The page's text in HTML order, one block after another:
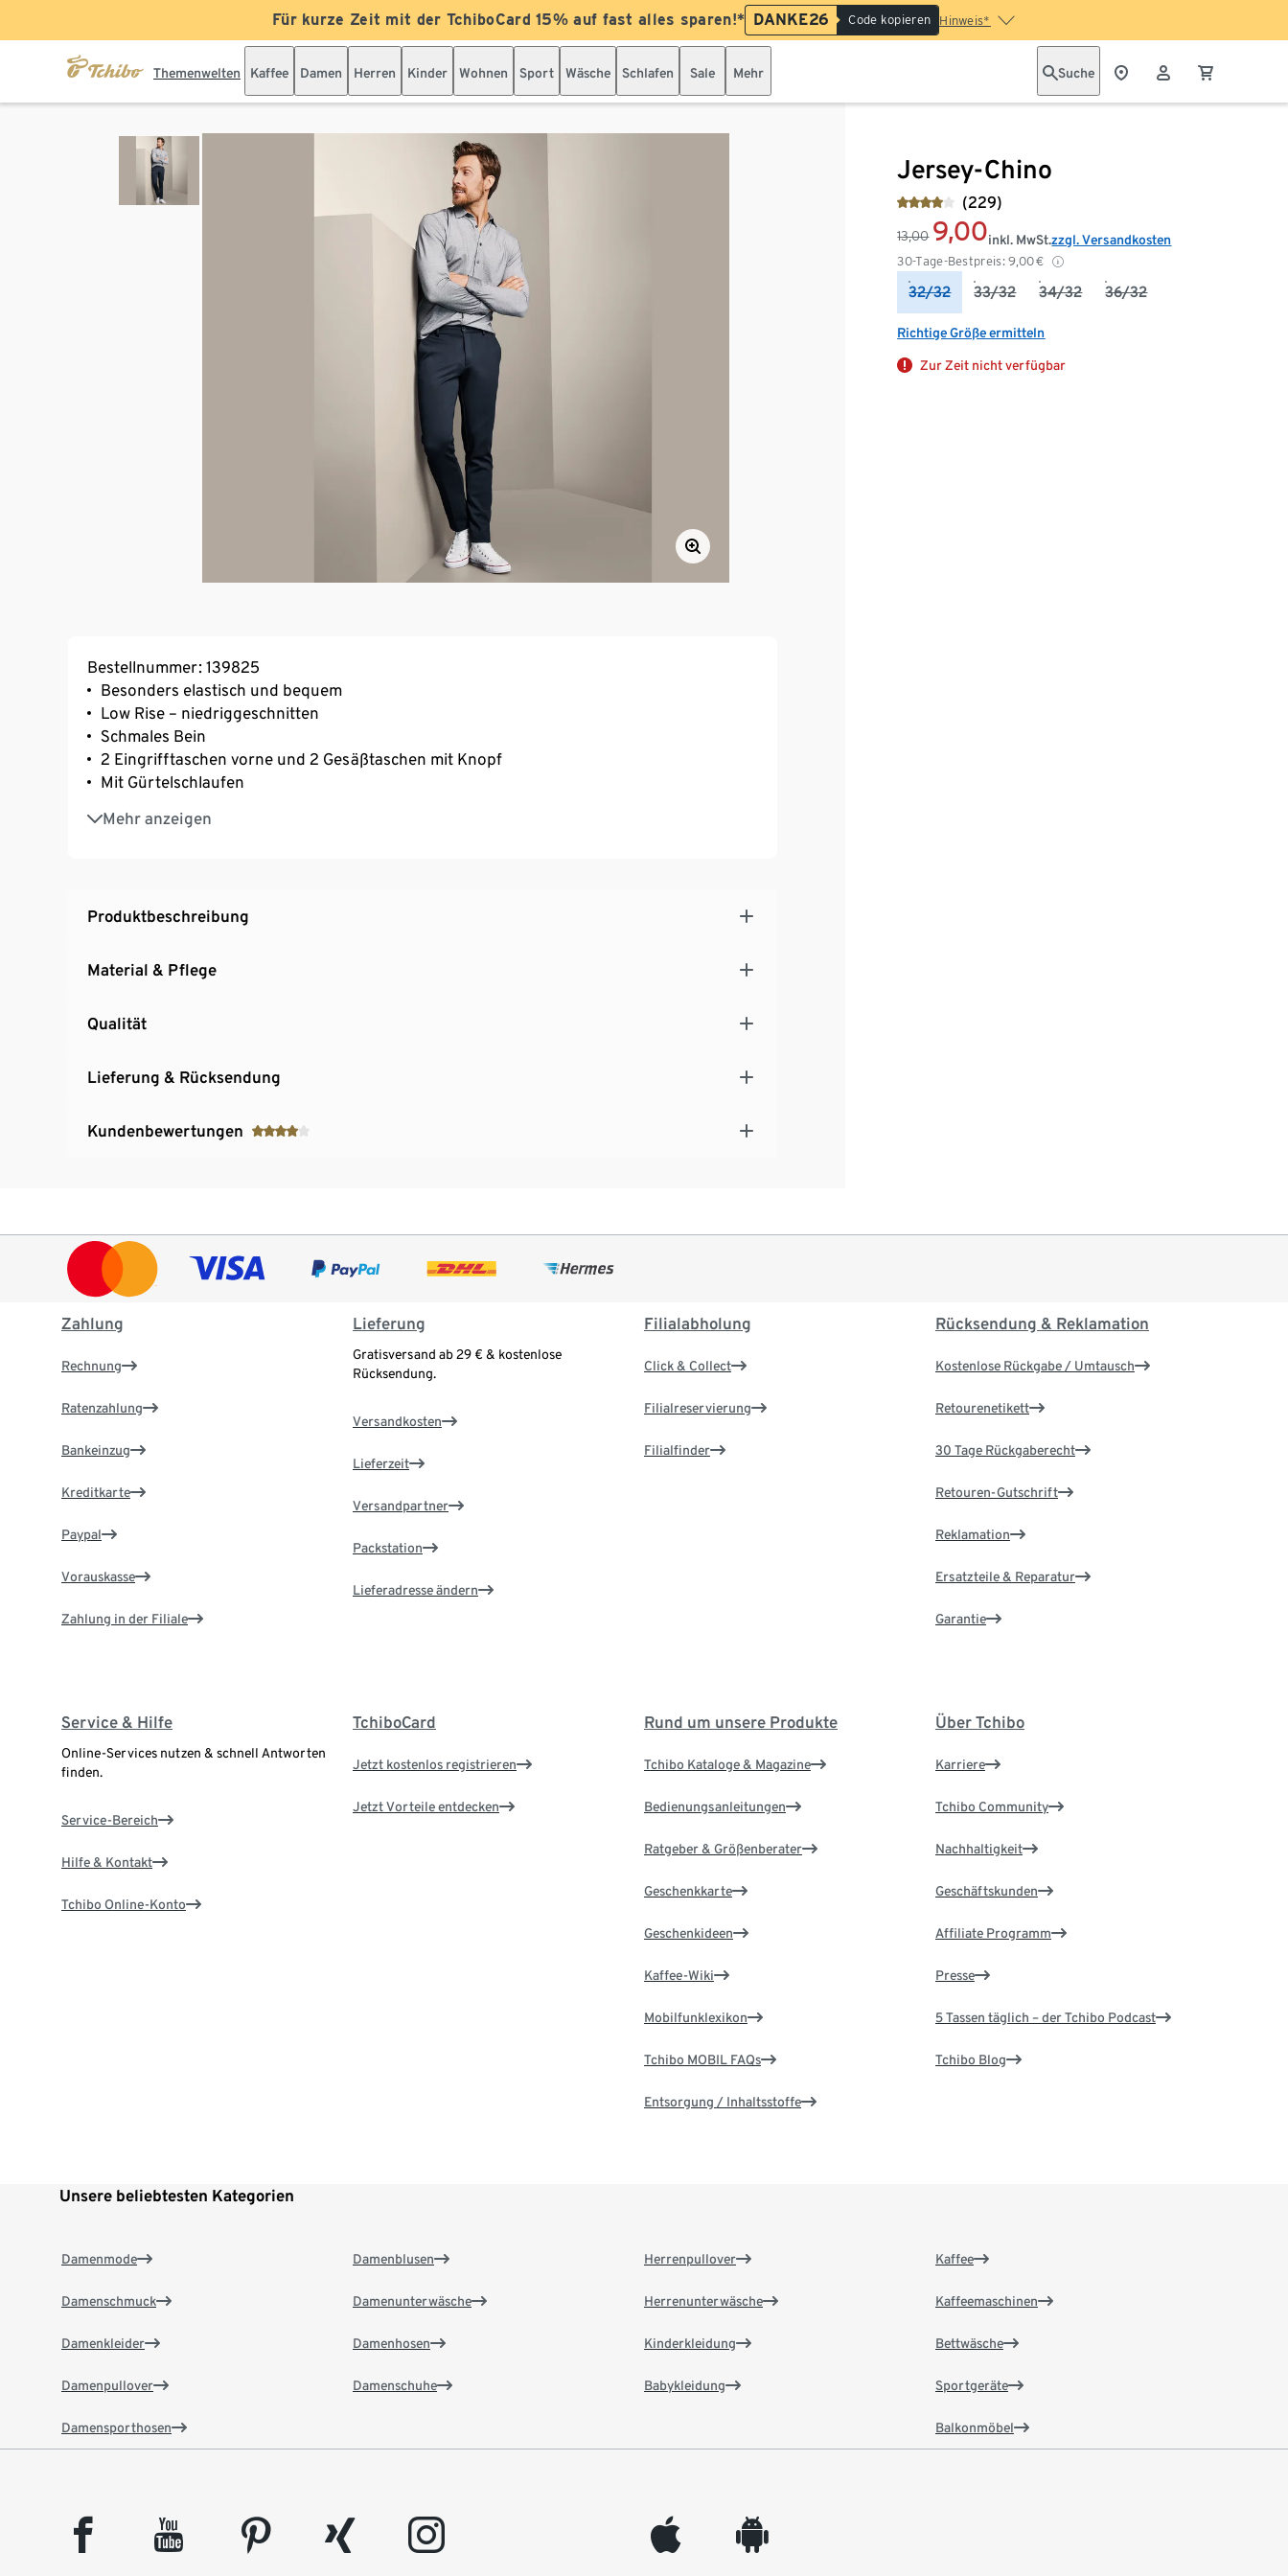
Für kurze Zeit mit der TchiboCard 15% auf fast alles sparen!* DANKE26 Code kopieren Hinweis*
Themenwelten Kaffee Damen Herren Kinder Wohnen Sport Wäsche Schlafen Sale Mehr Suche
Jersey-Chino
(229)
13,00 9,00
30-Tage-Bestpreis: 9,00€
inkl. MwSt.zzgl. Versandkosten
32/32 33/32 34/32 36/32
Richtige Größe ermitteln
Zur Zeit nicht verfügbar
Bestellnummer: 139825
Besonders elastisch und bequem
Low Rise – niedriggeschnitten
Schmales Bein
2 Eingrifftaschen vorne und 2 Gesäßtaschen mit Knopf
Mit Gürtelschlaufen
Mehr anzeigen
Lässt sich lässig oder auch elegant stylen – perfekt für Business und Alltag
Produktbeschreibung
Material & Pflege
Qualität
Lieferung & Rücksendung
Kundenbewertungen
Zahlung
Rechnung
Ratenzahlung
Bankeinzug
Kreditkarte
Paypal
Vorauskasse
Zahlung in der Filiale
Lieferung
Gratisversand ab 29 € & kostenlose
Rücksendung.
Versandkosten
Lieferzeit
Versandpartner
Packstation
Lieferadresse ändern
Filialabholung
Click & Collect
Filialreservierung
Filialfinder
Rücksendung & Reklamation
Kostenlose Rückgabe / Umtausch
Retourenetikett
30 Tage Rückgaberecht
Retouren-Gutschrift
Reklamation
Ersatzteile & Reparatur
Garantie
Service & Hilfe
Online-Services nutzen & schnell Antworten
finden.
Service-Bereich
Hilfe & Kontakt
Tchibo Online-Konto
TchiboCard
Jetzt kostenlos registrieren
Jetzt Vorteile entdecken
Rund um unsere Produkte
Tchibo Kataloge & Magazine
Bedienungsanleitungen
Ratgeber & Größenberater
Geschenkkarte
Geschenkideen
Kaffee-Wiki
Mobilfunklexikon
Tchibo MOBIL FAQs
Entsorgung / Inhaltsstoffe
Über Tchibo
Karriere
Tchibo Community
Nachhaltigkeit
Geschäftskunden
Affiliate Programm
Presse
5 Tassen täglich – der Tchibo Podcast
Tchibo Blog
Unsere beliebtesten Kategorien
Damenmode
Damenschmuck
Damenkleider
Damenpullover
Damensporthosen
Damenblusen
Damenunterwäsche
Damenhosen
Damenschuhe
Herrenpullover
Herrenunterwäsche
Kinderkleidung
Babykleidung
Kaffee
Kaffeemaschinen
Bettwäsche
Sportgeräte
Balkonmöbel
facebook youtube pinterest xing instagram appleinc android